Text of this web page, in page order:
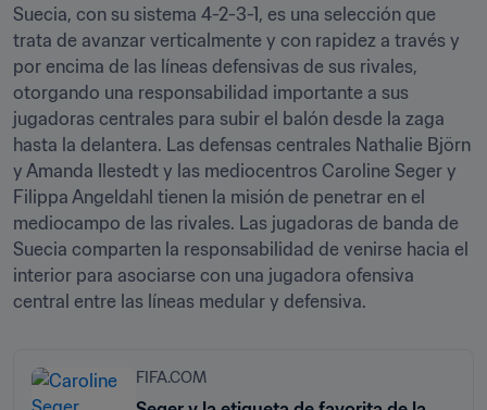
Suecia, con su sistema 4-2-3-1, es una selección que
trata de avanzar verticalmente y con rapidez a través y
por encima de las líneas defensivas de sus rivales,
otorgando una responsabilidad importante a sus
jugadoras centrales para subir el balón desde la zaga
hasta la delantera. Las defensas centrales Nathalie Björn
y Amanda Ilestedt y las mediocentros Caroline Seger y
Filippa Angeldahl tienen la misión de penetrar en el
mediocampo de las rivales. Las jugadoras de banda de
Suecia comparten la responsabilidad de venirse hacia el
interior para asociarse con una jugadora ofensiva
central entre las líneas medular y defensiva.
FIFA.COM